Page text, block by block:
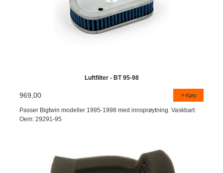
Luftfilter - BT 95-98
969,00 Kjøp
Passer Bigtwin modeller 1995-1998 med innsprøytning. Vaskbart.
Oem: 29291-95